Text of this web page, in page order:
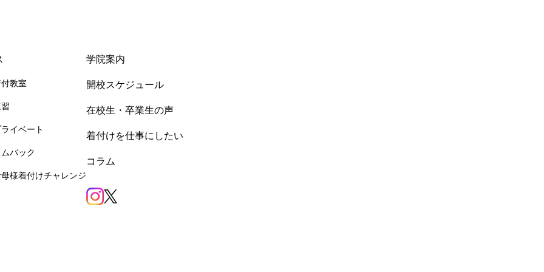
教室
イベート
バック
様着付けチャレンジ
学院案内
開校スケジュール
在校生・卒業生の声
着付けを仕事にしたい
コラム